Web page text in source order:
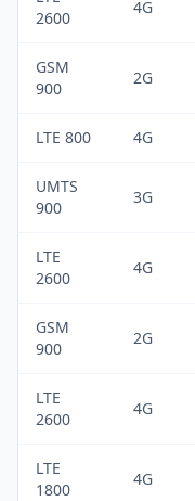
2600
4G
GSM
900
2G
LTE 800 4G
UMTS
900
3G
LTE
2600
4G
GSM
900
2G
LTE
2600
4G
LTE
1800
4G